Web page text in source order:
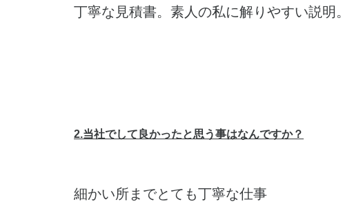
丁寧な見積書。素人の私に解りやすい説明。
2.当社でして良かったと思う事はなんですか？
細かい所までとても丁寧な仕事